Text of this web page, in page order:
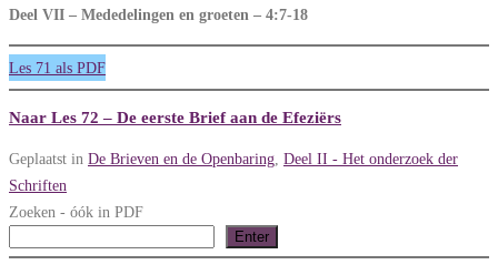
Deel VII – Mededelingen en groeten – 4:7-18
Les 71 als PDF
Naar Les 72 – De eerste Brief aan de Efeziërs
Geplaatst in De Brieven en de Openbaring Deel II - Het onderzoek der
Schriften
Zoeken - óók in PDF
Enter